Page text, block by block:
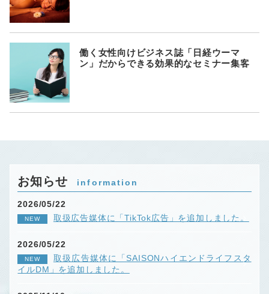
働く女性向けビジネス誌「日経ウーマ
ン」だからできる効果的なセミナー集客
お知らせ information
2026/05/22
NEW 取扱広告媒体に「TikTok広告」を追加しました。
2026/05/22
NEW
取扱広告媒体に「SAISONハイエンドライフスタ
イルDM」を追加しました。